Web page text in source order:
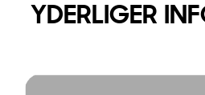
YDERLIGER